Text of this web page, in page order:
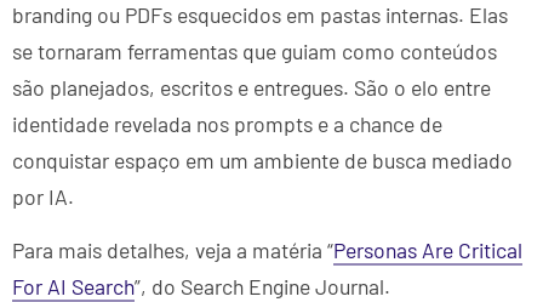
branding ou PDFs esquecidos em pastas internas. Elas
se tornaram ferramentas que guiam como conteúdos
são planejados, escritos e entregues. São o elo entre
identidade revelada nos prompts e a chance de
conquistar espaço em um ambiente de busca mediado
por IA.
Para mais detalhes, veja a matéria “Personas Are Critical
For AI Search”, do Search Engine Journal.